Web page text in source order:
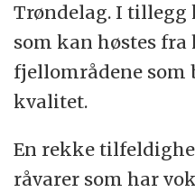
Trøndelag. I tillegg
som kan høstes fra
fjellområdene som
kvalitet.
En rekke
råvarer som har